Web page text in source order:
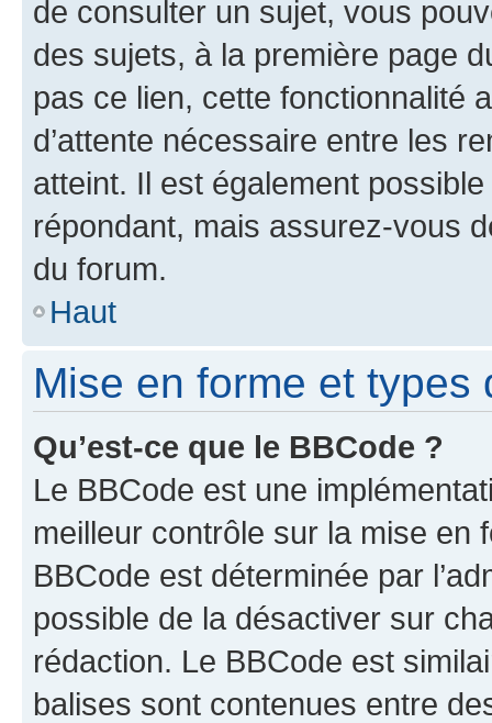
de consulter un sujet, vous
des sujets, à la première page
pas ce lien, cette fonctionnalité
d’attente nécessaire entre les
atteint. Il est également
répondant, mais assurez-vous
du forum.
Haut
Mise en forme et types
Qu’est-ce que le BBCode ?
Le BBCode est une
meilleur contrôle sur la mise en
BBCode est déterminée par
possible de la désactiver sur
rédaction. Le BBCode est
balises sont contenues entre